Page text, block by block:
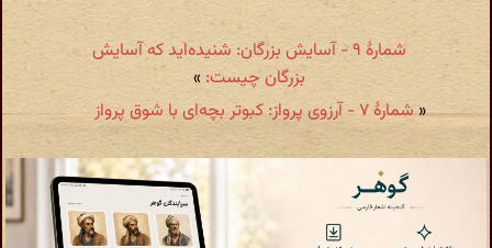
شمارهٔ ۹ - آسایش بزرگان: شنیده‌اید که آسایش
بزرگان چیست: »
«شمارهٔ ۷ - آرزوی پرواز: کبوتر بچه‌ای با شوق پرواز